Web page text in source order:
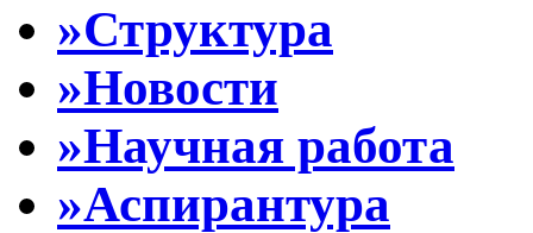
»Структура
»Новости
»Научная работа
»Аспирантура